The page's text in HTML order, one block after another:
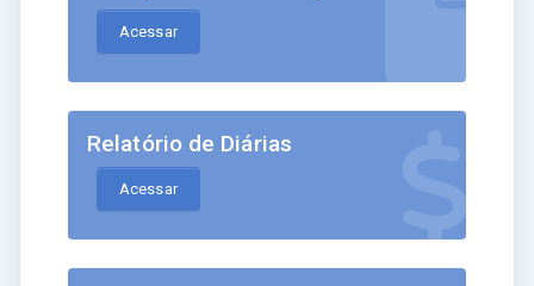
Acessar
Relatório de Diárias
Acessar